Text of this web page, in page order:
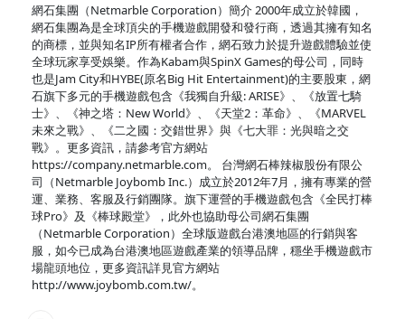
網石集團（Netmarble Corporation）簡介 2000年成立於韓國，
網石集團為是全球頂尖的手機遊戲開發和發行商，透過其擁有知名
的商標，並與知名IP所有權者合作，網石致力於提升遊戲體驗並使
全球玩家享受娛樂。作為Kabam與SpinX Games的母公司，同時
也是Jam City和HYBE(原名Big Hit Entertainment)的主要股東，網
石旗下多元的手機遊戲包含《我獨自升級: ARISE》、《放置七騎
士》、《神之塔：New World》、《天堂2：革命》、《MARVEL
未來之戰》、《二之國：交錯世界》與《七大罪：光與暗之交
戰》。更多資訊，請參考官方網站
https://company.netmarble.com。 台灣網石棒辣椒股份有限公
司（Netmarble Joybomb Inc.）成立於2012年7月，擁有專業的營
運、業務、客服及行銷團隊。旗下運營的手機遊戲包含《全民打棒
球Pro》及《棒球殿堂》，此外也協助母公司網石集團
（Netmarble Corporation）全球版遊戲台港澳地區的行銷與客
服，如今已成為台港澳地區遊戲產業的領導品牌，穩坐手機遊戲市
場龍頭地位，更多資訊詳見官方網站
http://www.joybomb.com.tw/。